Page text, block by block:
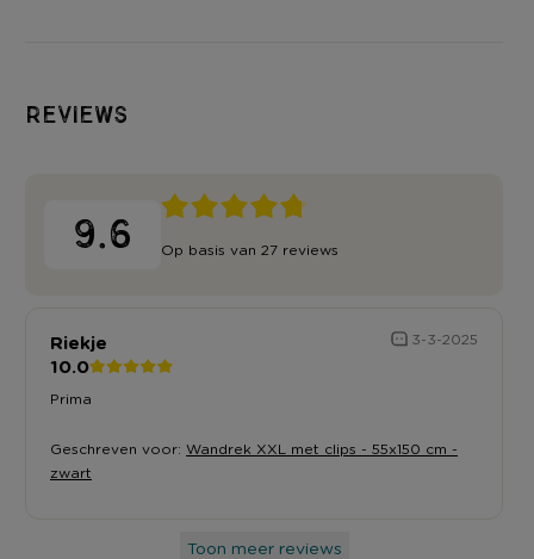
Reviews
9.6 Op basis van 27 reviews
Riekje 3-3-2025
10.0
Prima
Geschreven voor: Wandrek XXL met clips - 55x150 cm -
zwart
Toon meer reviews